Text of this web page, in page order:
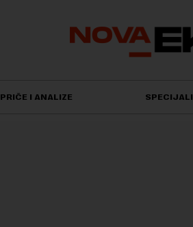
PRIČE I ANALIZE SPECIJALI